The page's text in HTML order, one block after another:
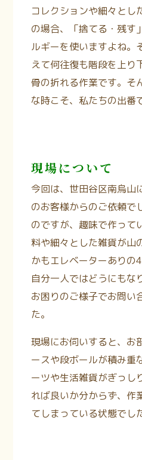
コレクションや細々とし
の場合、「捨てる・残す
ルギーを使いますよね。
えて何往復も階段を上り
骨の折れる作業です。そ
な時こそ、私たちの出番
現場について
今回は、世田谷区南烏山
のお客様からのご依頼で
のですが、趣味で作って
料や細々とした雑貨が
かもエレベーターあり
自分一人ではどうにもな
お困りのご様子でお問い
た。
現場にお伺いすると、お
ースや段ボールが積み重
ーツや生活雑貨がぎっし
れば良いか分からず、作
てしまっている状態でし